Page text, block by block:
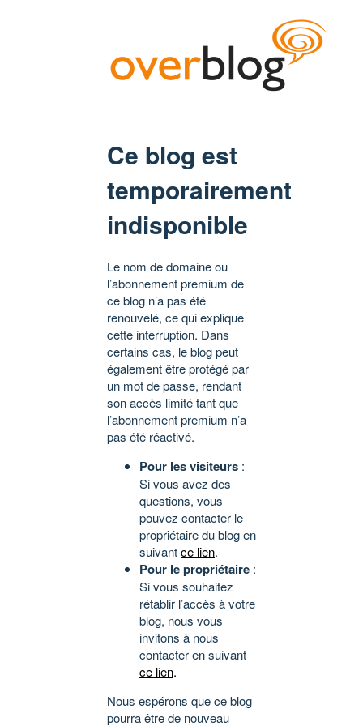
Ce blog est
temporairement
indisponible
Le nom de domaine ou
l’abonnement premium de
ce blog n’a pas été
renouvelé, ce qui explique
cette interruption. Dans
certains cas, le blog peut
également être protégé par
un mot de passe, rendant
son accès limité tant que
l’abonnement premium n’a
pas été réactivé.
Pour les visiteurs :
Si vous avez des
questions, vous
pouvez contacter le
propriétaire du blog en
suivantce lien.
Pour le propriétaire :
Si vous souhaitez
rétablir l’accès à votre
blog, nous vous
invitons à nous
contacter en suivant
ce lien.
Nous espérons que ce blog
pourra être de nouveau